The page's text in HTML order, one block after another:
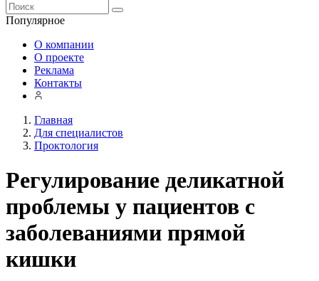
Популярное
О компании
О проекте
Реклама
Контакты
Главная
Для специалистов
Проктология
Регулирование деликатной
проблемы у пациентов с
заболеваниями прямой
кишки